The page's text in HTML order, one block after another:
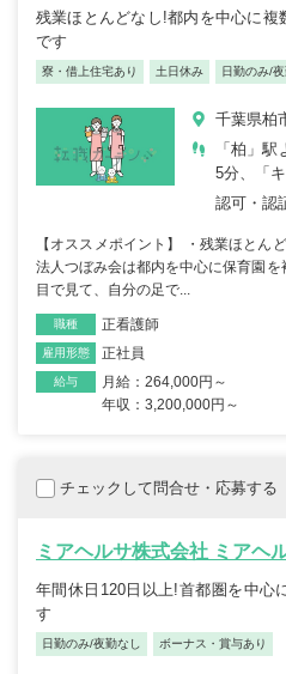
残業ほとんどなし!都内を中心に複
です
寮・借上住宅あり 土日休み 日勤のみ/夜
千葉県柏
「柏」
5分、「
認可・認
【オススメポイント】 ・残業ほとん
法人つぼみ会は都内を中心に保育園
目で見て、自分の足で...
職種 正看護師
雇用形態 正社員
給与
月給：264,000円～
年収：3,200,000円～
チェックして問合せ・応募する
ミアヘルサ株式会社 ミアヘ
年間休日120日以上!首都圏を中心
す
日勤のみ/夜勤なし ボーナス・賞与あり